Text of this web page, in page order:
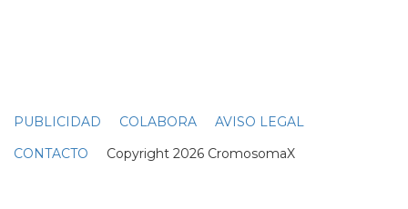
PUBLICIDAD COLABORA
AVISO LEGAL
CONTACTO Copyright 2026 CromosomaX